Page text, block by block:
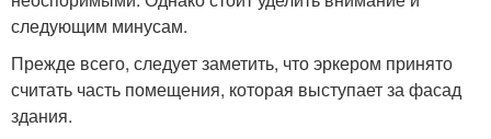
следующим минусам.
Прежде всего, следует заметить, что эркером принято
считать часть помещения, которая выступает за фасад
здания.